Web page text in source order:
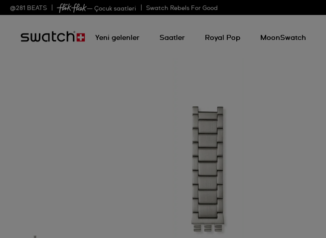
@281 BEATS — Çocuk saatleri Swatch Rebels For Good
Yeni gelenler Saatler Royal Pop MoonSwatch